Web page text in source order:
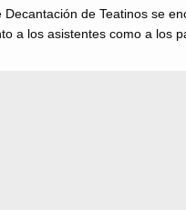
Decantación de Teatinos se
a los asistentes como a los